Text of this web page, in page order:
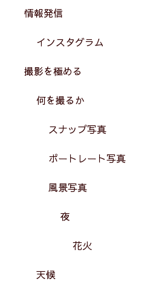
情報発信
インスタグラム
撮影を極める
何を撮るか
スナップ写真
ポートレート写真
風景写真
夜
花火
天候